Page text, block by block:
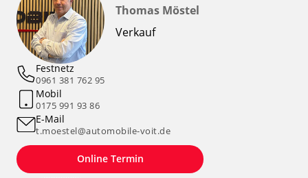
Thomas Möstel
Verkauf
Festnetz
0961 381 762 95
Mobil
0175 991 93 86
E-Mail
t.moestel@automobile-voit.de
Online Termin